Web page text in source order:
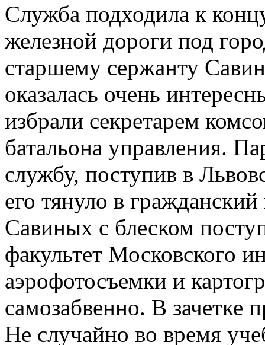
Служба подходила к
железной дороги под
старшему сержанту
оказалась очень
избрали секретарем
батальона управления.
службу, поступив в
его тянуло в
Савиных с блеском
факультет Московского
аэрофотосъемки и
самозабвенно. В зачетке
Не случайно во время